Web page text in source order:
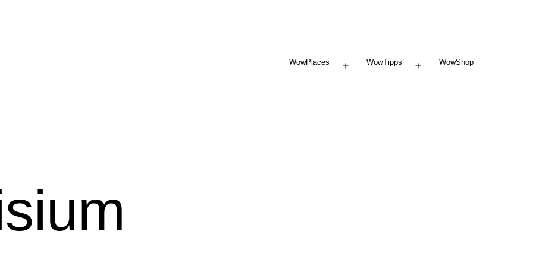
WowPlaces WowTipps WowShop